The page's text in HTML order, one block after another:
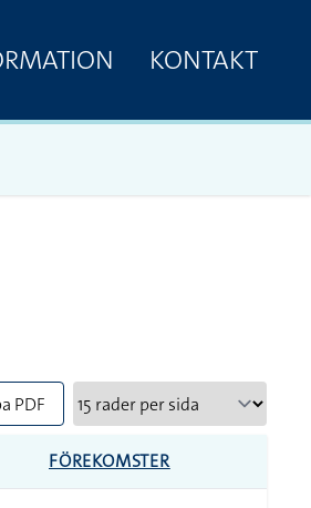
KONTAKT
PDF
FÖREKOMSTER